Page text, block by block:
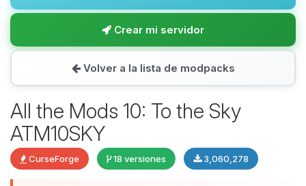
Crear mi servidor
Volver a la lista de modpacks
All the Mods 10: To the Sky
ATM10SKY
CurseForge 18 versiones 3,060,278